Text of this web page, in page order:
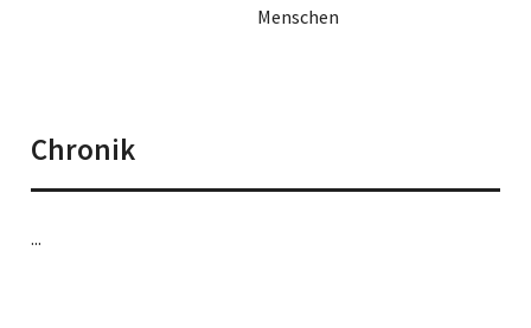
Menschen
Chronik
...